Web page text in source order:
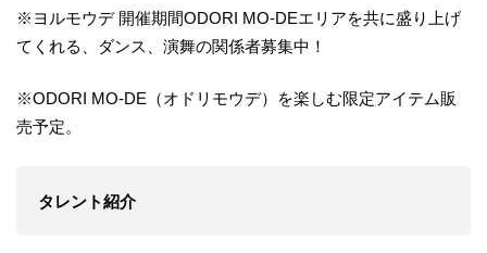
※ヨルモウデ 開催期間ODORI MO-DEエリアを共に盛り上げ
てくれる、ダンス、演舞の関係者募集中！
※ODORI MO-DE（オドリモウデ）を楽しむ限定アイテム販
売予定。
タレント紹介